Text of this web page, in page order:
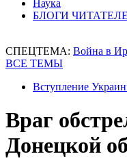
Наука
БЛОГИ
СПЕЦТЕМА: Война в
ВСЕ ТЕМЫ
Вступление
Враг
Донецкой